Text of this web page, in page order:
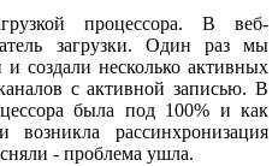
процессора. В веб-
загрузки. Один раз мы
и создали несколько активных
с активной записью. В
была под 100% и как
возникла рассинхронизация
- проблема ушла.